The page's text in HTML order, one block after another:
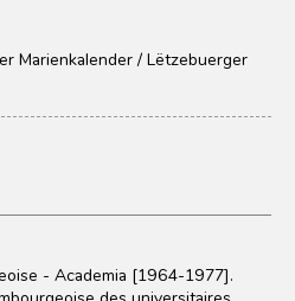
Marienkalender / Lëtzebuerger
- Academia [1964-1977].